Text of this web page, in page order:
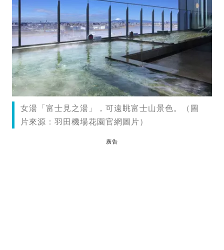
女湯「富士見之湯」，可遠眺富士山景色。（圖
片來源：羽田機場花園官網圖片）
廣告